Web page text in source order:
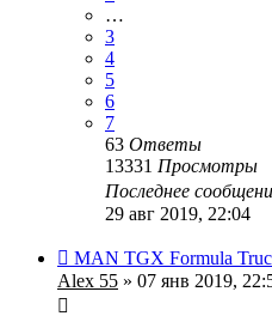
…
3
4
5
6
7
63 Ответы
13331 Просмотры
Последнее
29 авг 2019, 22:04
MAN TGX Formula
Alex 55 » 07 янв 2019,